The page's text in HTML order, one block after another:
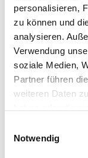
personalisieren,
zu können und
analysieren.
Verwendung
soziale Medien,
Partner führen
weiteren Daten
Notwendig
loading